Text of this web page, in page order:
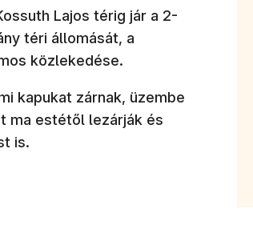
Lajos térig jár a 2-
téri állomását, a
közlekedése.
kapukat zárnak, üzembe
ma estétől lezárják és
is.